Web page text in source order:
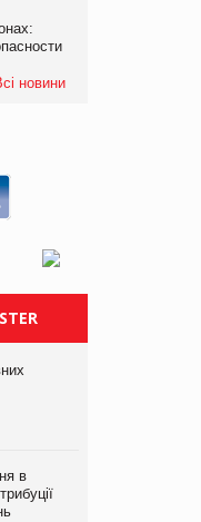
новини
в